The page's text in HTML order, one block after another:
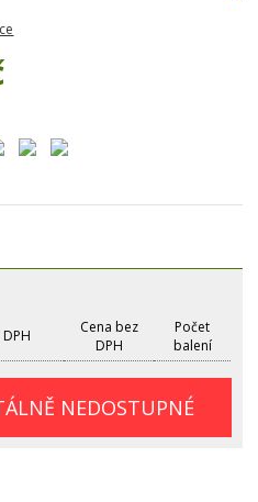
Cena bez
DPH
Počet
balení
NEDOSTUPNÉ